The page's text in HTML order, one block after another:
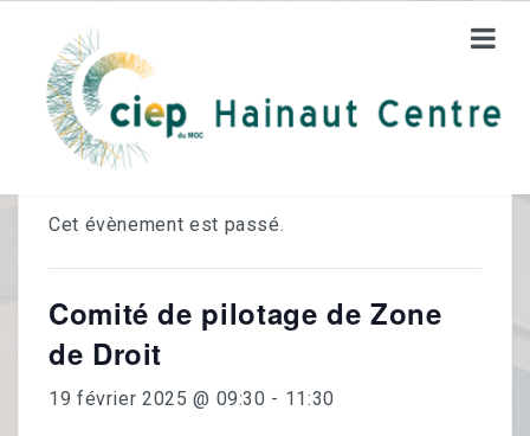
CIEP HC
A Propos De Nous
Un Service D’éducation Permanente
« Tous les Évènements
Cet évènement est passé.
Comité de pilotage de Zone
de Droit
19 février 2025 @ 09:30 - 11:30